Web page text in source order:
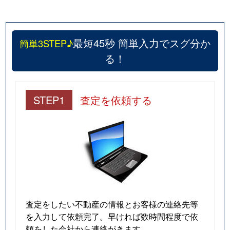
簡単3STEP♪最短45秒 簡単入力でスグ分か
る！
STEP1 査定を依頼する
査定をしたい不動産の情報とお客様の連絡先等
を入力して依頼完了。早ければ数時間程度で依